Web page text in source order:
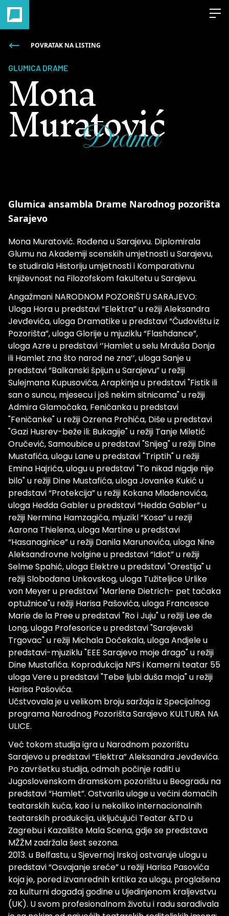
POVRATAK NA LISTING
GLUMICA DRAME
Mona
Muratović
Drama
Glumica ansambla Drame Narodnog pozorišta
Sarajevo
Mona Muratović. Rođena u Sarajevu. Diplomirala
Glumu na Akademiji scenskih umjetnosti u Sarajevu,
te studirala Historiju umjetnosti i Komparativnu
književnost na Filozofskom fakultetu u Sarajevu.
Angažmani NARODNOM POZORIŠTU SARAJEVO:
Uloga Hora u predstavi “Elektra” u režiji Aleksandra
Jevđevića, uloga Dramatike u predstavi “Čudovištu iz
Pozorišta”, uloga Glorije u mjuziklu “Flashdance”,
uloga Azre u predstavi ‘’Hamlet u selu Mrduša Donja
ili Hamlet zna što narod ne zna’’, uloga Sanje u
predstavi “Balkanski špijun u Sarajevu” u režiji
Sulejmana Kupusovića, Arapkinja u predstavi "Fistik ili
san o suncu, mjesecu i još nekim sitnicama" u režiji
Admira Glamočaka, Feničanka u predstavi
"Feničanke" u režiji Ozrena Prohića, Diše u predstavi
"Gazi Husrev-beže ili: Bukagije" u režiji Tanje Miletić
Oručević, Samoubice u predstavi "Snijeg" u režiji Dine
Mustafića, ulogu Lane u predstavi "Triptih" u režiji
Emina Hajrića, ulogu u predstavi "To nikad nigdje nije
bilo" u režiji Dine Mustafića, uloga Jovanke Kukić u
predstavi “Protekcija” u režiji Kokana Mladenovića,
uloga Hedda Gabler u predstavi “Hedda Gabler” u
režiji Nermina Hamzagića, mjuzikl “Kosa” u reziji
Aarona Thielena, uloga Martine u predstavi
“Hasanaginice” u režiji Danila Marunovića, uloga Nine
Aleksandrovne Ivolgine u predstavi “Idiot” u režiji
Selme Spahić, uloga Elektre u predstavi "Orestija" u
režiji Slobodana Unkovskog, uloga Tužiteljice Urlike
von Meyer u predstavi "Marlene Dietrich- pet tačaka
optužnice"u režiji Harisa Pašovića, uloga Francesce
Marie de la Pree u predstavi "Ro i Juju" u režiji Lee de
Long, uloga Profesorice u predstavi "Sarajevski
Trgovac" u režiji Michala Dočekala, uloga Andjele u
predstavi-mjuziklu "EEE Sarajevo moje drago" u režiji
Dine Mustafića. Koprodukcija NPS i Kamerni teatar 55
uloga Vere u predstavi "Tebe ljubi duša moja" u režiji
Harisa Pašovića.
Učstvovala je u velikom broju saržaja iz Specijalnog
programa Narodnog Pozorišta Sarajevo KULTURA NA
ULICE.
Već tokom studija igra u Narodnom pozorištu
Sarajevo u predstavi “Elektra” Aleksandra Jevđevića.
Po završetku studija, odmah počinje raditi u
Jugoslovenskom dramskom pozorištu u Beogradu na
predstavi “Hamlet”. Ostvarila uloge u većini domaćih
teatarskih kuća, kao i u nekoliko internacionalnih
teatarskih produkcija, uključujući Teatar &TD u
Zagrebu i Kazalište Mala Scena, gdje se predstava
MŽŽM zadržala šest sezona.
2013. u Belfastu, u Sjevernoj Irskoj ostvaruje ulogu u
predstavi “Osvajanje sreće” u režiji Harisa Pasovića
koja je, pored izvanrednih kritika za ulogu, proglašena
za kulturni događaj godine u Ujedinjenom kraljevstvu
(UK). U svom profesionalnom životu i radu sarađivala